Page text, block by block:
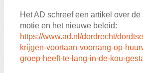
Het AD schreef een artikel over
motie en het nieuwe beleid:
https://www.ad.nl/dordrecht/
krijgen-voortaan-voorrang-op-
groep-heeft-te-lang-in-de-kou-